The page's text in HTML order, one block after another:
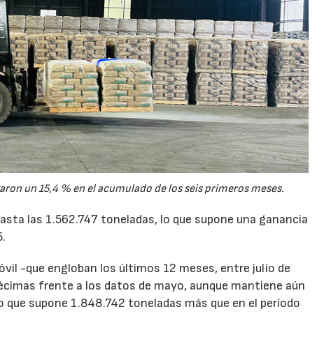
un 15,4 % en el acumulado de los seis primeros meses.
las 1.562.747 toneladas, lo que supone una ganancia
-que engloban los últimos 12 meses, entre julio de
frente a los datos de mayo, aunque mantiene aún
supone 1.848.742 toneladas más que en el período